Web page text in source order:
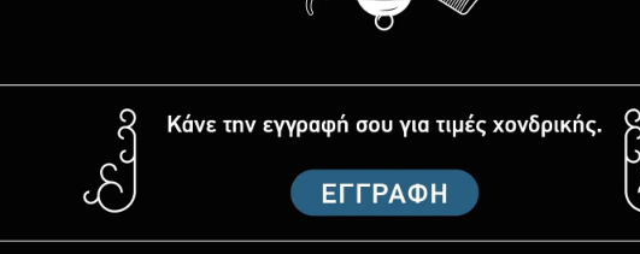
γι αυτό το προϊόν. Γράψτε την πρώτη